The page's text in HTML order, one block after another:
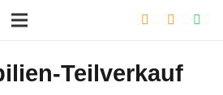
Teilverkauf